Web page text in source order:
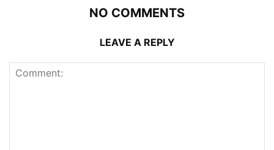
NO COMMENTS
LEAVE A REPLY